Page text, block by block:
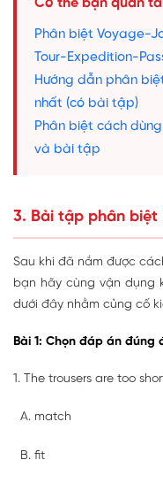
Có thể bạn quan
Phân biệt Voyage-
Tour-Expedition-
Hướng dẫn phân
nhất (có bài tập)
Phân biệt cách
và bài tập
3. Bài tập phân
Sau khi đã nắm được
bạn hãy cùng vận dụng
dưới đây nhằm củng cố
Bài 1: Chọn đáp án đúng
1. The trousers are too
match
fit